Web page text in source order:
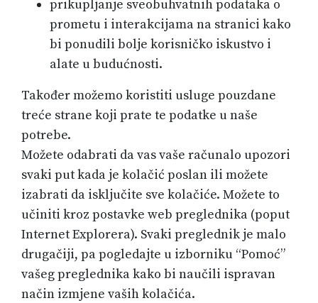
prikupljanje sveobuhvatnih podataka o
prometu i interakcijama na stranici kako
bi ponudili bolje korisničko iskustvo i
alate u budućnosti.
Također možemo koristiti usluge pouzdane
treće strane koji prate te podatke u naše
potrebe.
Možete odabrati da vas vaše računalo upozori
svaki put kada je kolačić poslan ili možete
izabrati da isključite sve kolačiće. Možete to
učiniti kroz postavke web preglednika (poput
Internet Explorera). Svaki preglednik je malo
drugačiji, pa pogledajte u izborniku “Pomoć”
vašeg preglednika kako bi naučili ispravan
način izmjene vaših kolačića.